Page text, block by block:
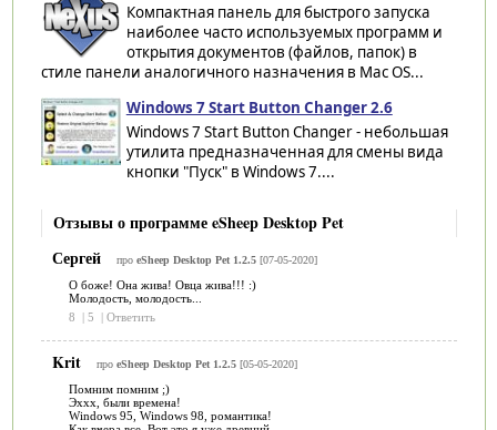
Компактная панель для быстрого запуска
наиболее часто используемых программ и
открытия документов (файлов, папок) в
стиле панели аналогичного назначения в Mac OS...
Windows 7 Start Button Changer 2.6
Windows 7 Start Button Changer - небольшая
утилита предназначенная для смены вида
кнопки "Пуск" в Windows 7....
Отзывы о программе eSheep Desktop Pet
Сергей
про eSheep Desktop Pet 1.2.5[07-05-2020]
О боже! Она жива! Овца жива!!! :)
Молодость, молодость...
8
5 Ответить
Krit про eSheep Desktop Pet 1.2.5[05-05-2020]
Помним помним ;)
Эххх, были времена!
Windows 95, Windows 98, романтика!